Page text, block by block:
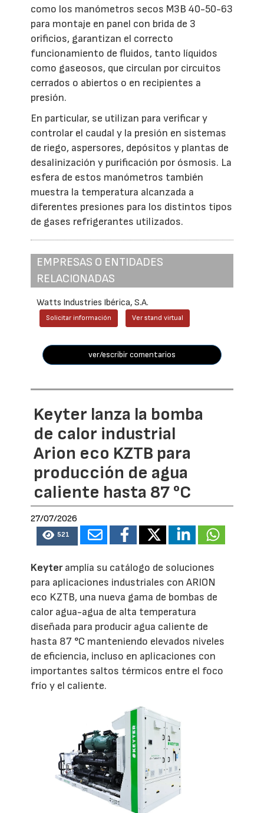
como los manómetros secos M3B 40-50-63
para montaje en panel con brida de 3
orificios, garantizan el correcto
funcionamiento de fluidos, tanto líquidos
como gaseosos, que circulan por circuitos
cerrados o abiertos o en recipientes a
presión.
En particular, se utilizan para verificar y
controlar el caudal y la presión en sistemas
de riego, aspersores, depósitos y plantas de
desalinización y purificación por ósmosis. La
esfera de estos manómetros también
muestra la temperatura alcanzada a
diferentes presiones para los distintos tipos
de gases refrigerantes utilizados.
EMPRESAS O ENTIDADES
RELACIONADAS
Watts Industries Ibérica, S.A.
Solicitar información Ver stand virtual
ver/escribir comentarios
Keyter lanza la bomba
de calor industrial
Arion eco KZTB para
producción de agua
caliente hasta 87 °C
27/07/2026
521
Keyteramplía su catálogo de soluciones
para aplicaciones industriales con ARION
eco KZTB, una nueva gama de bombas de
calor agua-agua de alta temperatura
diseñada para producir agua caliente de
hasta 87 °C manteniendo elevados niveles
de eficiencia, incluso en aplicaciones con
importantes saltos térmicos entre el foco
frío y el caliente.